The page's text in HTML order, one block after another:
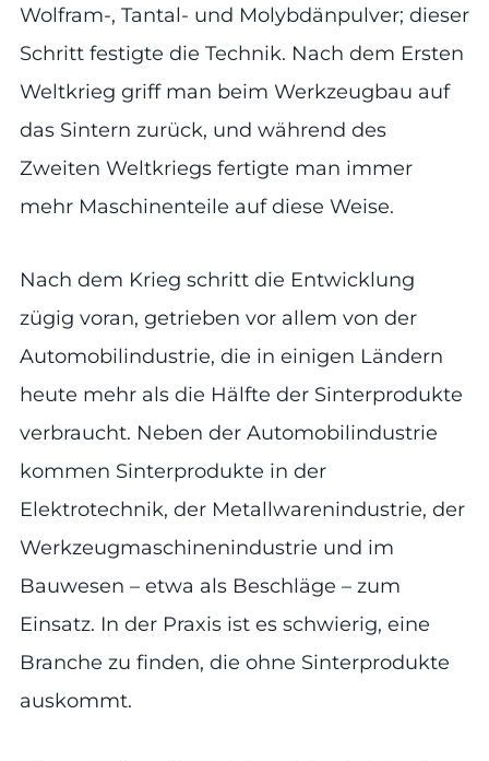
Wolfram-, Tantal- und Molybdänpulver; dieser
Schritt festigte die Technik. Nach dem Ersten
Weltkrieg griff man beim Werkzeugbau auf
das Sintern zurück, und während des
Zweiten Weltkriegs fertigte man immer
mehr Maschinenteile auf diese Weise.
Nach dem Krieg schritt die Entwicklung
zügig voran, getrieben vor allem von der
Automobilindustrie, die in einigen Ländern
heute mehr als die Hälfte der Sinterprodukte
verbraucht. Neben der Automobilindustrie
kommen Sinterprodukte in der
Elektrotechnik, der Metallwarenindustrie, der
Werkzeugmaschinenindustrie und im
Bauwesen – etwa als Beschläge – zum
Einsatz. In der Praxis ist es schwierig, eine
Branche zu finden, die ohne Sinterprodukte
auskommt.